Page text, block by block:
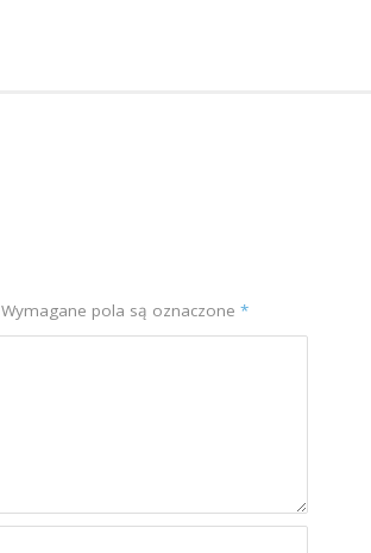
Wymagane pola są oznaczone *